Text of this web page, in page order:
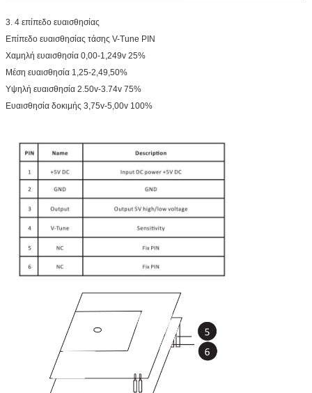
3. 4 επίπεδο ευαισθησίας
Επίπεδο ευαισθησίας τάσης V-Tune PIN
Χαμηλή ευαισθησία 0,00-1,249v 25%
Μέση ευαισθησία 1,25-2,49,50%
Υψηλή ευαισθησία 2.50v-3.74v 75%
Ευαισθησία δοκιμής 3,75v-5,00v 100%